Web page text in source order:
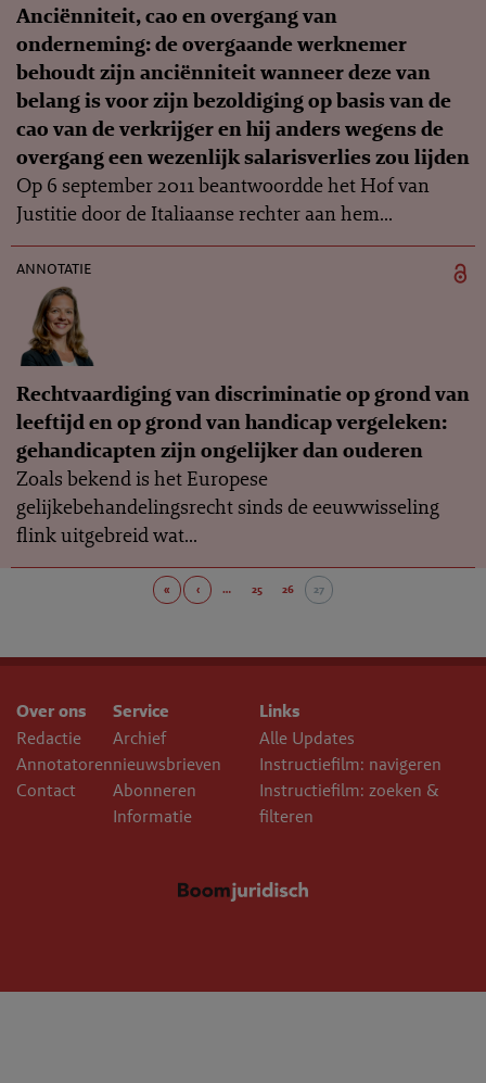
Anciënniteit, cao en overgang van
onderneming: de overgaande werknemer
behoudt zijn anciënniteit wanneer deze van
belang is voor zijn bezoldiging op basis van de
cao van de verkrijger en hij anders wegens de
overgang een wezenlijk salarisverlies zou lijden
Op 6 september 2011 beantwoordde het Hof van
Justitie door de Italiaanse rechter aan hem...
annotatie
Rechtvaardiging van discriminatie op grond van
leeftijd en op grond van handicap vergeleken:
gehandicapten zijn ongelijker dan ouderen
Zoals bekend is het Europese
gelijkebehandelingsrecht sinds de eeuwwisseling
flink uitgebreid wat...
« ‹ … 25 26 27
Over ons
Redactie
Annotatoren
Contact
Service
Archief
nieuwsbrieven
Abonneren
Informatie
Links
Alle Updates
Instructiefilm: navigeren
Instructiefilm: zoeken &
filteren